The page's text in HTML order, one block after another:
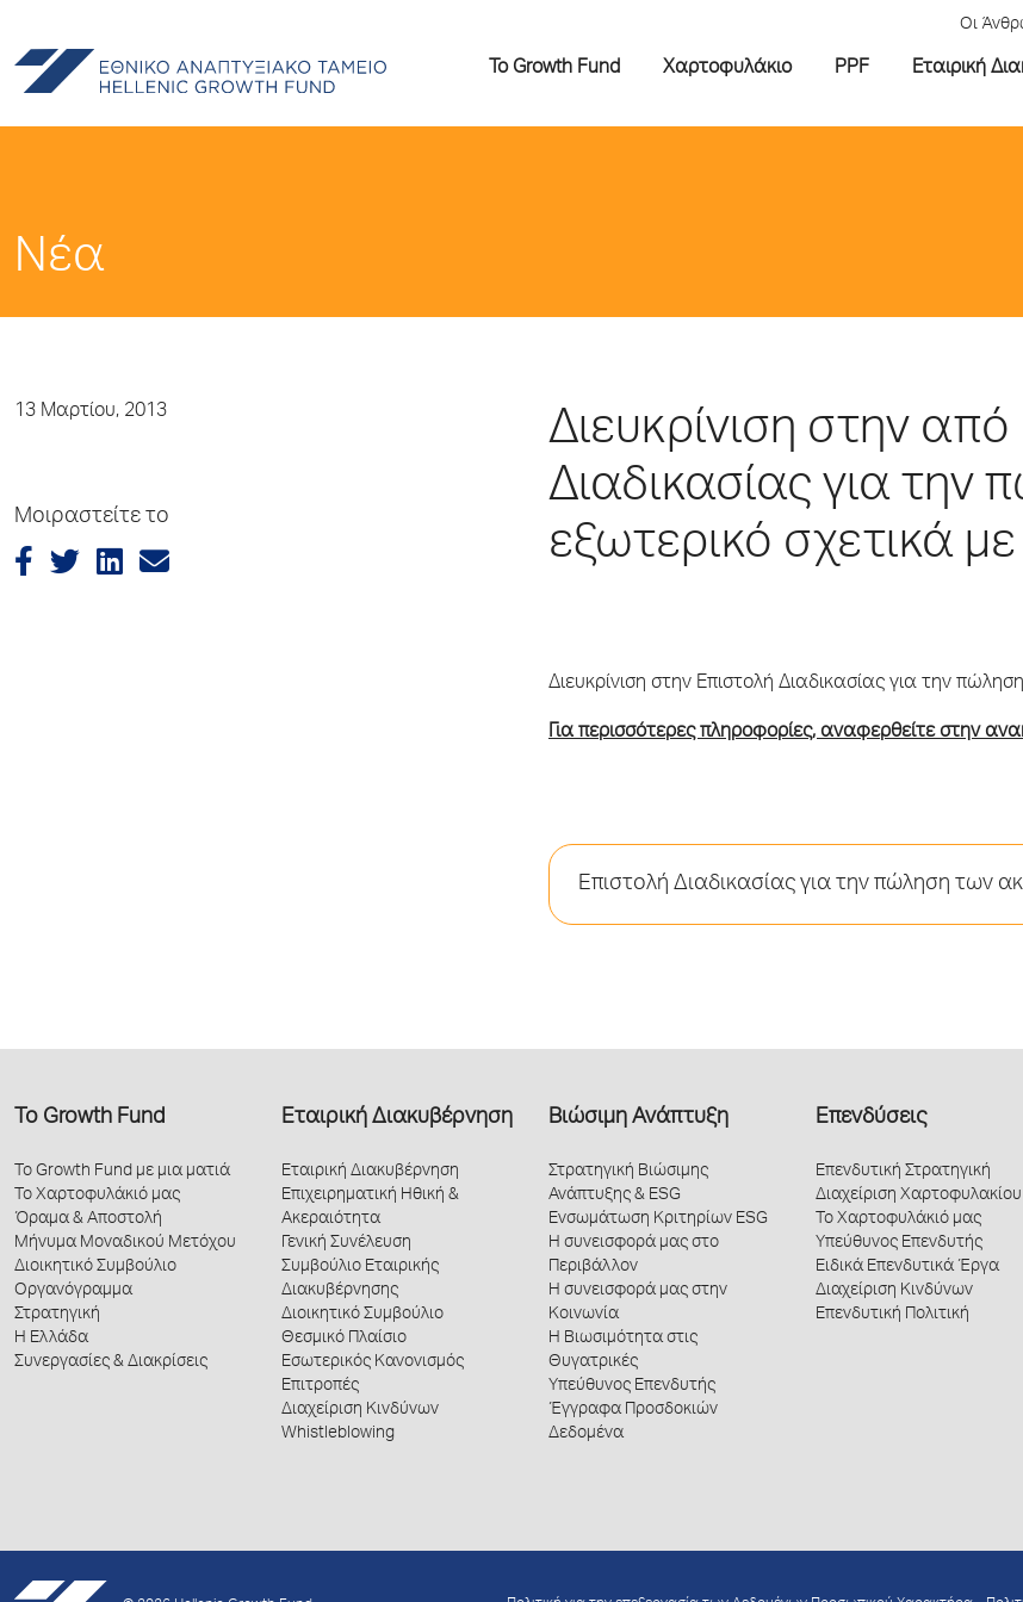
Οι
Το Growth Fund Χαρτοφυλάκιο PPF Εταιρική
Νέα
13 Μαρτίου, 2013
Μοιραστείτε το
Διευκρίνιση στην
Διαδικασίας για την
εξωτερικό σχετικά
Διευκρίνιση στην Επιστολή Διαδικασίας για την
Για περισσότερες πληροφορίες, αναφερθείτε στην
Επιστολή Διαδικασίας για την πώληση των
Το Growth Fund
Το Growth Fund με μια ματιά
Το Χαρτοφυλάκιό μας
Όραμα & Αποστολή
Μήνυμα Μοναδικού Μετόχου
Διοικητικό Συμβούλιο
Οργανόγραμμα
Στρατηγική
Η Ελλάδα
Συνεργασίες & Διακρίσεις
Εταιρική Διακυβέρνηση
Εταιρική Διακυβέρνηση
Επιχειρηματική Ηθική &
Ακεραιότητα
Γενική Συνέλευση
Συμβούλιο Εταιρικής
Διακυβέρνησης
Διοικητικό Συμβούλιο
Θεσμικό Πλαίσιο
Εσωτερικός Κανονισμός
Επιτροπές
Διαχείριση Κινδύνων
Whistleblowing
Βιώσιμη Ανάπτυξη
Στρατηγική Βιώσιμης
Ανάπτυξης & ESG
Ενσωμάτωση Κριτηρίων ESG
Η συνεισφορά μας στο
Περιβάλλον
Η συνεισφορά μας στην
Κοινωνία
Η Βιωσιμότητα στις
Θυγατρικές
Υπεύθυνος Επενδυτής
Έγγραφα Προσδοκιών
Δεδομένα
Επενδύσεις
Επενδυτική Στρατηγική
Διαχείριση Χαρτοφυλακίου
Το Χαρτοφυλάκιό μας
Υπεύθυνος Επενδυτής
Ειδικά Επενδυτικά Έργα
Διαχείριση Κινδύνων
Επενδυτική Πολιτική